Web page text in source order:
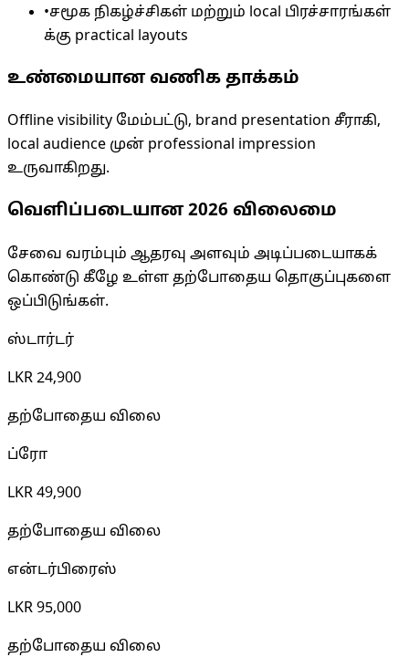
•சமூக நிகழ்ச்சிகள் மற்றும் local பிரச்சாரங்கள்
க்கு practical layouts
உண்மையான வணிக தாக்கம்
Offline visibility மேம்பட்டு, brand presentation சீராகி,
local audience முன் professional impression
உருவாகிறது.
வெளிப்படையான 2026 விலைமை
சேவை வரம்பும் ஆதரவு அளவும் அடிப்படையாகக்
கொண்டு கீழே உள்ள தற்போதைய தொகுப்புகளை
ஒப்பிடுங்கள்.
ஸ்டார்டர்
LKR 24,900
தற்போதைய விலை
ப்ரோ
LKR 49,900
தற்போதைய விலை
என்டர்பிரைஸ்
LKR 95,000
தற்போதைய விலை